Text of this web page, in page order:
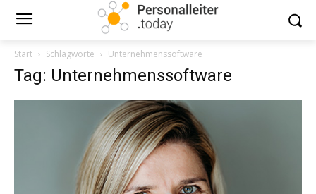
Start Schlagworte Unternehmenssoftware
Tag: Unternehmenssoftware